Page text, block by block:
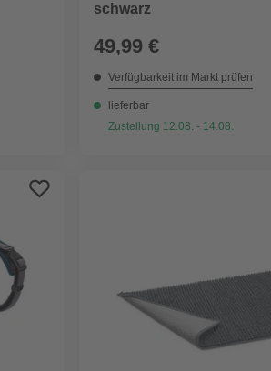
schwarz
49,99 €
Verfügbarkeit im Markt prüfen
lieferbar
Zustellung 12.08. - 14.08.